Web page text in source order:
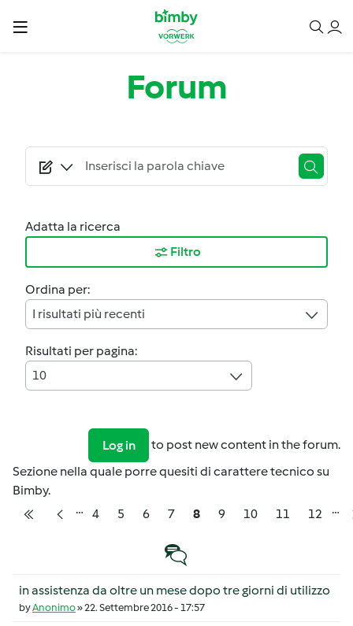
Salta al contenuto principale
Forum
Adatta la ricerca
Filtro
Ordina per:
I risultati più recenti
Risultati per pagina:
10
Log in
to post new content in the forum.
Sezione nella quale porre quesiti di carattere tecnico su
Bimby.
Pagination
Prima paginaPagina precedente
… Pagina
4 Pagina
5 Pagina
6 Pagina
7 Pagina
8 Pagina
9 Pagina
10 Pagina
11 Pagina
12 …
Discussione normale
in assistenza da oltre un mese dopo tre giorni di utilizzo
byAnonimo»22. Settembre 2016 - 17:57